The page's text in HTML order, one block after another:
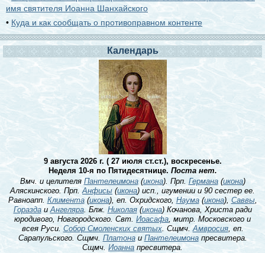
имя святителя Иоанна Шанхайского
• Куда и как сообщать о противоправном контенте
Календарь
9 августа 2026 г. ( 27 июля ст.ст.), воскресенье.
Неделя 10-я по Пятидесятнице. Поста нет.
Вмч. и целителя Пантелеимона(икона). Прп. Германа(икона)
Аляскинского. Прп.Анфисы (икона) исп., игумении и 90 сестер ее.
Равноапп. Климента(икона), еп. Охридского, Наума(икона), Саввы,
ГораздаиАнгеляра. Блж. Николая(икона) Кочанова, Христа ради
юродивого, Новгородского. Свт. Иоасафа, митр. Московского и
всея Руси. Собор Смоленских святых. Сщмч.Амвросия, еп.
Сарапульского. Сщмч. Платонаи Пантелеимонапресвитера.
Сщмч. Иоанна пресвитера.